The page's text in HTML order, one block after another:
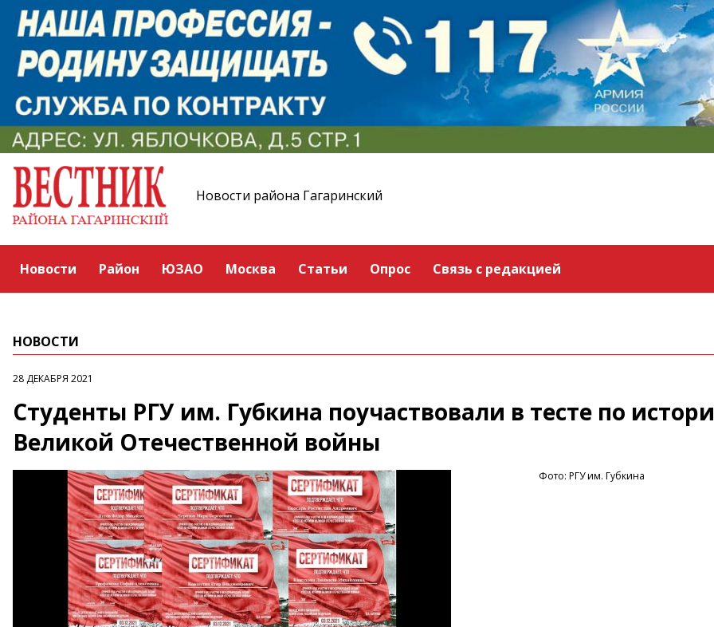
Новости района Гагаринский
Новости Район ЮЗАО Москва Статьи Опрос Связь с редакцией
НОВОСТИ
28 ДЕКАБРЯ 2021
Студенты РГУ им. Губкина поучаствовали в тесте по
Великой Отечественной войны
Фото: РГУ им. Губкина